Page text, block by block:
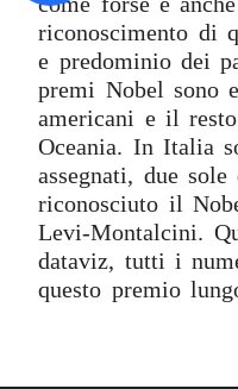
riconoscimento di
e predominio dei
premi Nobel sono
americani e il
Oceania. In Italia
assegnati, due
riconosciuto il
Levi-Montalcini.
dataviz, tutti i
questo premio